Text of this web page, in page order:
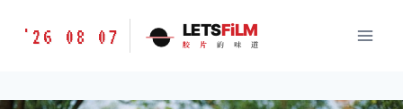
胶
味
'26 08 07 LETSFiLM
胶 片 的 味 道